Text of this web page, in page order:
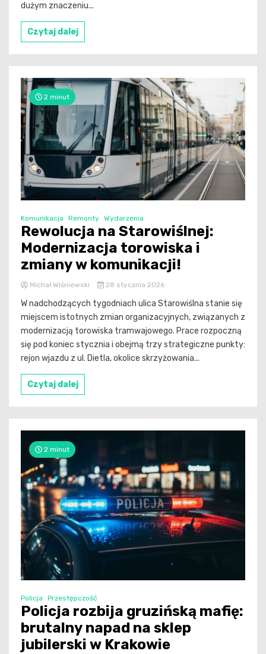
dużym znaczeniu...
Czytaj dalej
2 minut
Komunikacja Remonty Wydarzenia
Rewolucja na Starowiślnej:
Modernizacja torowiska i
zmiany w komunikacji!
Michał Wiśniewski 28 stycznia 2026
W nadchodzących tygodniach ulica Starowiślna stanie się
miejscem istotnych zmian organizacyjnych, związanych z
modernizacją torowiska tramwajowego. Prace rozpoczną
się pod koniec stycznia i obejmą trzy strategiczne punkty:
rejon wjazdu z ul. Dietla, okolice skrzyżowania...
Czytaj dalej
2 minut
Policja Przestępczość
Policja rozbija gruzińską mafię:
brutalny napad na sklep
jubilerski w Krakowie